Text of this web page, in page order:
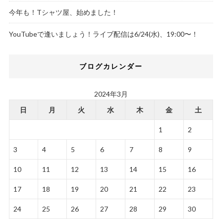
今年も！Tシャツ屋、始めました！
YouTubeで逢いましょう！ライブ配信は6/24(水)、19:00〜！
ブログカレンダー
2024年3月
日
月 火 水 木 金 土
1 2
3 4 5 6 7 8 9
10 11 12 13 14 15 16
17 18 19 20 21 22 23
24 25 26 27 28 29 30